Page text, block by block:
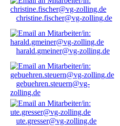
christine.fischer@vg-zolling.de
harald.gmeiner@vg-zolling.de
gebuehren.steuern@vg-
zolling.de
ute.gresser@vg-zolling.de